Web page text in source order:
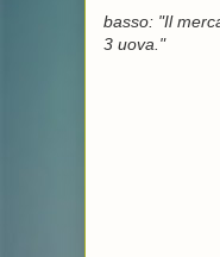
basso: "Il
3 uova."